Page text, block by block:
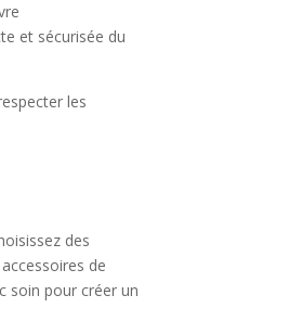
et sécurisée du
les
des
de
soin pour créer un